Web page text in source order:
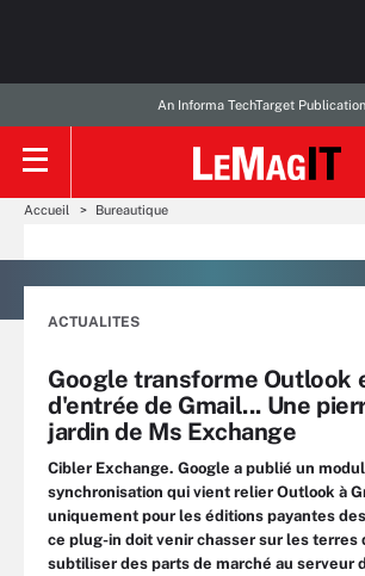
An Informa TechTarget Publication
Accueil Bureautique
ACTUALITES
Google transforme Outlook
d'entrée de Gmail... Une
jardin de Ms Exchange
Cibler Exchange. Google a publié un
synchronisation qui vient relier Outlook à
uniquement pour les éditions payantes
ce plug-in doit venir chasser sur les terres
subtiliser des parts de marché au serveur